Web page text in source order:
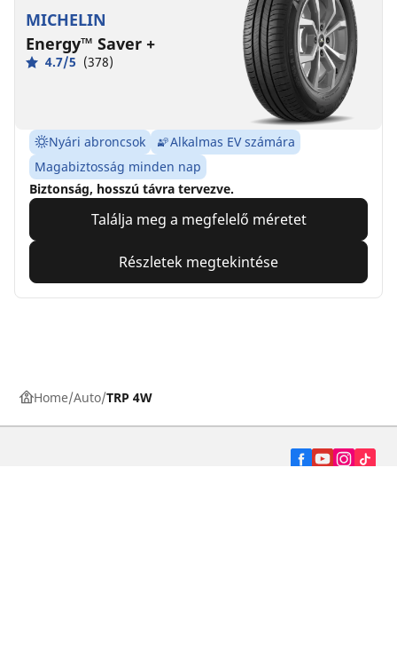
MICHELIN
Energy™ Saver +
4.7/5 (378)
Nyári abroncsok
Alkalmas EV számára
Magabiztosság minden nap
Biztonság, hosszú távra tervezve.
Találja meg a megfelelő méretet
Részletek megtekintése
Home Auto TRP 4W